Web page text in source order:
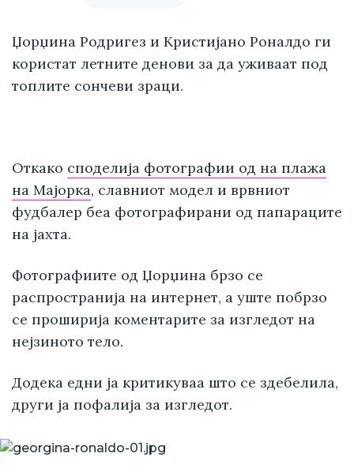
Џорџина Родригез и Кристијано Роналдо ги
користат летните денови за да уживаат под
топлите сончеви зраци.
Откако споделија фотографии од на плажа
на Мајорка, славниот модел и врвниот
фудбалер беа фотографирани од папараците
на јахта.
Фотографиите од Џорџина брзо се
распространија на интернет, а уште побрзо
се проширија коментарите за изгледот на
нејзиното тело.
Додека едни ја критикуваа што се здебелила,
други ја пофалија за изгледот.